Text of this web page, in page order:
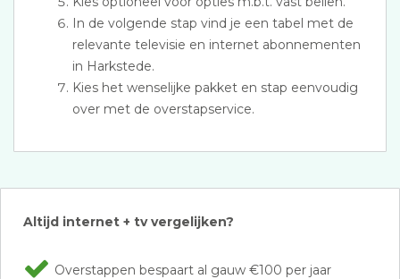
In de volgende stap vind je een tabel met de
relevante televisie en internet abonnementen
in Harkstede.
Kies het wenselijke pakket en stap eenvoudig
over met de overstapservice.
Altijd internet + tv vergelijken?
Overstappen bespaart al gauw €100 per jaar